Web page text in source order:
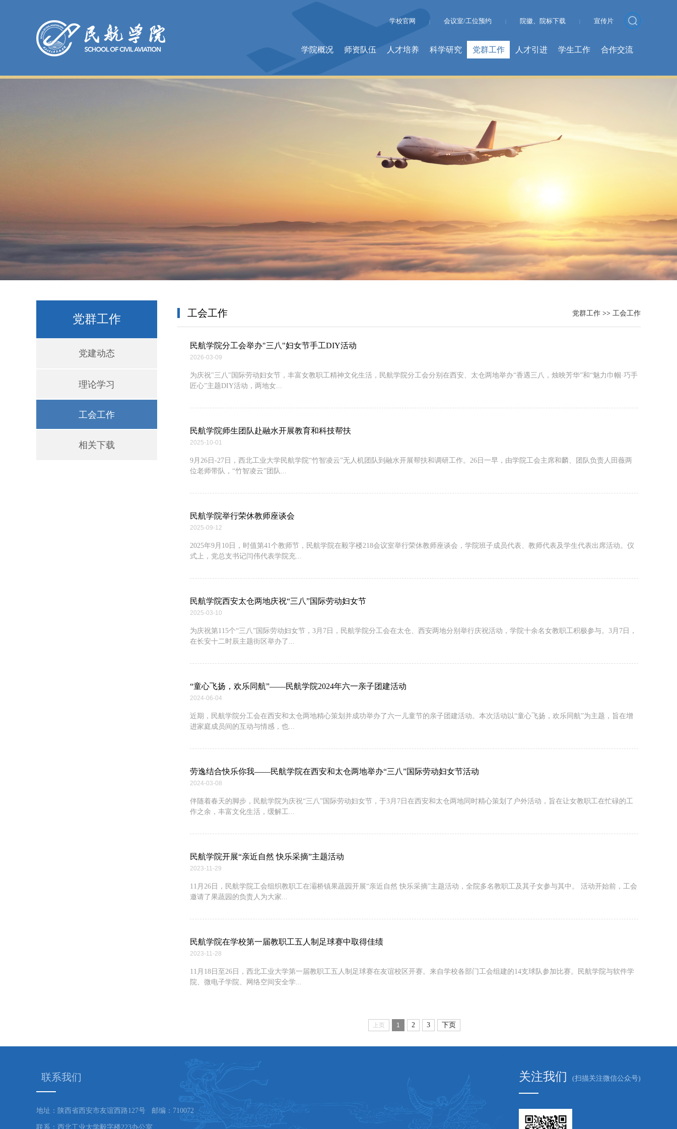
学校官网 | 会议室/工位预约 院徽、院标下载 宣传片
学院概况 师资队伍 人才培养 科学研究 党群工作 人才引进 学生工作 合作交流
党群工作
党建动态
理论学习
工会工作
相关下载
工会工作 党群工作 >> 工会工作
民航学院分工会举办"三八"妇女节手工DIY活动
2026-03-09
为庆祝"三八"国际劳动妇女节，丰富女教职工精神文化生活，民航学院分工会分别在西安、太仓两地举办“香遇三八，烛映芳华”和“魅力巾帼·巧手
匠心”主题DIY活动，两地女...
民航学院师生团队赴融水开展教育和科技帮扶
2025-10-01
9月26日-27日，西北工业大学民航学院“竹智凌云”无人机团队到融水开展帮扶和调研工作。26日一早，由学院工会主席和麟、团队负责人田薇两
位老师带队，“竹智凌云”团队...
民航学院举行荣休教师座谈会
2025-09-12
2025年9月10日，时值第41个教师节，民航学院在毅字楼218会议室举行荣休教师座谈会，学院班子成员代表、教师代表及学生代表出席活动。仪
式上，党总支书记闫伟代表学院充...
民航学院西安太仓两地庆祝“三八”国际劳动妇女节
2025-03-10
为庆祝第115个“三八”国际劳动妇女节，3月7日，民航学院分工会在太仓、西安两地分别举行庆祝活动，学院十余名女教职工积极参与。3月7日，
在长安十二时辰主题街区举办了...
“童心飞扬，欢乐同航”——民航学院2024年六一亲子团建活动
2024-06-04
近期，民航学院分工会在西安和太仓两地精心策划并成功举办了六一儿童节的亲子团建活动。本次活动以“童心飞扬，欢乐同航”为主题，旨在增
进家庭成员间的互动与情感，也...
劳逸结合快乐你我——民航学院在西安和太仓两地举办“三八”国际劳动妇女节活动
2024-03-08
伴随着春天的脚步，民航学院为庆祝“三八”国际劳动妇女节，于3月7日在西安和太仓两地同时精心策划了户外活动，旨在让女教职工在忙碌的工
作之余，丰富文化生活，缓解工...
民航学院开展“亲近自然 快乐采摘”主题活动
2023-11-29
11月26日，民航学院工会组织教职工在灞桥镇果蔬园开展“亲近自然 快乐采摘”主题活动，全院多名教职工及其子女参与其中。 活动开始前，工会
邀请了果蔬园的负责人为大家...
民航学院在学校第一届教职工五人制足球赛中取得佳绩
2023-11-28
11月18日至26日，西北工业大学第一届教职工五人制足球赛在友谊校区开赛。来自学校各部门工会组建的14支球队参加比赛。民航学院与软件学
院、微电子学院、网络空间安全学...
上页 1 2 3 下页
联系我们
地址：陕西省西安市友谊西路127号 邮编：710072
联系：西北工业大学毅字楼223办公室
关注我们 (扫描关注微信公众号)